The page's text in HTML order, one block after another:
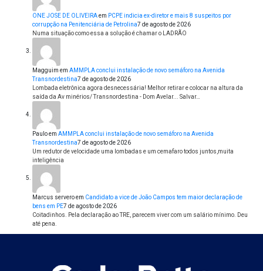
ONE JOSE DE OLIVEIRAem PCPE indicia ex-diretor e mais 8 suspeitos por
corrupção na Penitenciária de Petrolina7 de agosto de 2026
Numa situação como essa a solução é chamar o LADRÃO
Magguim em AMMPLA conclui instalação de novo semáforo na Avenida
Transnordestina7 de agosto de 2026
Lombada eletrônica agora desnecessária! Melhor retirar e colocar na altura da
saída da Av minérios/ Transnordestina - Dom Avelar... Salvar…
Pauloem AMMPLA conclui instalação de novo semáforo na Avenida
Transnordestina7 de agosto de 2026
Um redutor de velocidade uma lombadas e um cemafaro todos juntos,muita
inteligência
Marcus serveroem Candidato a vice de João Campos tem maior declaração de
bens em PE7 de agosto de 2026
Coitadinhos. Pela declaração ao TRE, parecem viver com um salário mínimo. Deu
até pena.